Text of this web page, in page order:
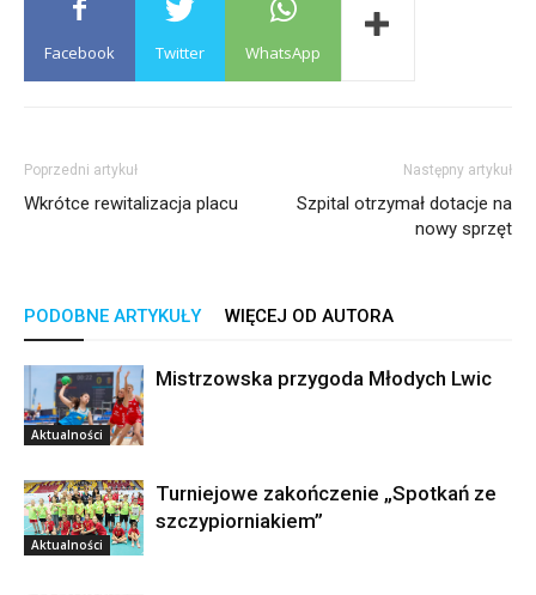
Facebook Twitter WhatsApp
Poprzedni artykuł
Wkrótce rewitalizacja placu
Następny artykuł
Szpital otrzymał dotacje na
nowy sprzęt
PODOBNE ARTYKUŁY WIĘCEJ OD AUTORA
Aktualności
Mistrzowska przygoda Młodych Lwic
Aktualności
Turniejowe zakończenie „Spotkań ze
szczypiorniakiem”